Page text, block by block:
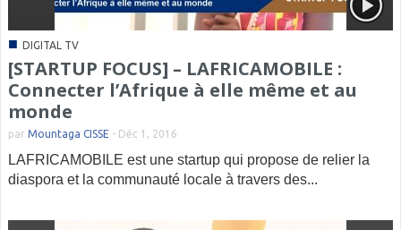
■ DIGITAL TV
[STARTUP FOCUS] – LAFRICAMOBILE :
Connecter l’Afrique à elle même et au
monde
par Mountaga CISSE - Déc 1, 2016
LAFRICAMOBILE est une startup qui propose de relier la
diaspora et la communauté locale à travers des...